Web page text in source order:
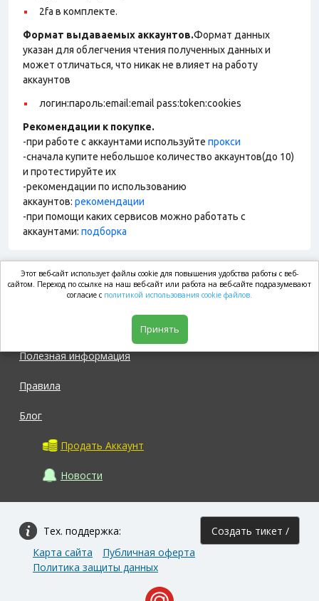
2fa в комплекте.
Формат выдаваемых аккаунтов.Формат данных
указан для облегчения чтения полученных данных и
может отличаться, что никак не влияет на работу
аккаунтов
логин:пароль:email:email pass:token:cookies
Рекомендации к покупке.
-при работе с аккаунтами используйте прокси
-сначала купите небольшое количество аккаунтов(до 10)
и протестируйте их
-рекомендации по использованию
аккаунтов: рекомендации
-при помощи каких сервисов можно работать с
аккаунтами: подборка
market.com
Полезная информация
Правила
Блог
Продать Аккаунт
Новости
Тех. поддержка: Создать тикет /
Карта сайта
Публичная оферта
Политика защиты данных
Этот веб-сайт использует файлы cookie для повышения удобства работы с веб-
сайтом. Переход по ссылке на наш веб-сайт или работа на веб-сайте подразумевают
согласие с политикой использования cookie файлов.
Принять